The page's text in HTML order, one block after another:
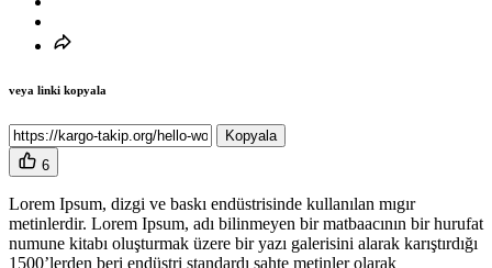
veya linki kopyala
Kopyala
6
Lorem Ipsum, dizgi ve baskı endüstrisinde kullanılan mıgır
metinlerdir. Lorem Ipsum, adı bilinmeyen bir matbaacının bir hurufat
numune kitabı oluşturmak üzere bir yazı galerisini alarak karıştırdığı
1500’lerden beri endüstri standardı sahte metinler olarak